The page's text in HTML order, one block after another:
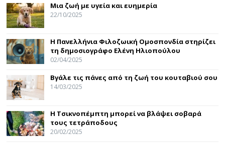
Μια ζωή με υγεία και ευημερία
22/10/2025
Η Πανελλήνια Φιλοζωική Ομοσπονδία στηρίζει
τη δημοσιογράφο Ελένη Ηλιοπούλου
02/04/2025
Βγάλε τις πάνες από τη ζωή του κουταβιού σου
14/03/2025
Η Τσικνοπέμπτη μπορεί να βλάψει σοβαρά
τους τετράποδους
20/02/2025